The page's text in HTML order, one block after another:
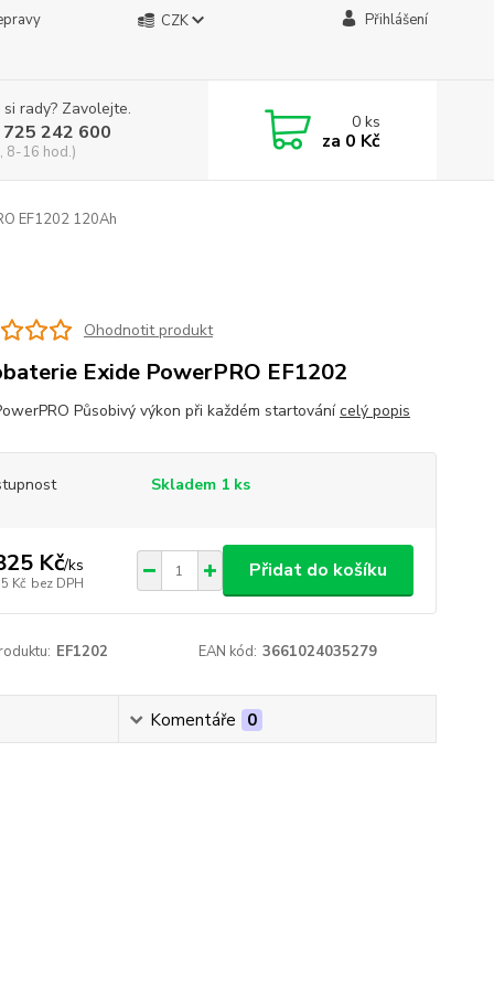
CZK Přihlášení
rady? Zavolejte.
242 600
8-16 hod.)
0ks
za 0 Kč
EF1202 120Ah
Ohodnotit produkt
Exide PowerPRO EF1202
Působivý výkon při každém startovánícelý popis
Skladem 1 ks
Kč/ks
Kč bez DPH
Přidat do košíku
EF1202 EAN kód: 3661024035279
Komentáře 0